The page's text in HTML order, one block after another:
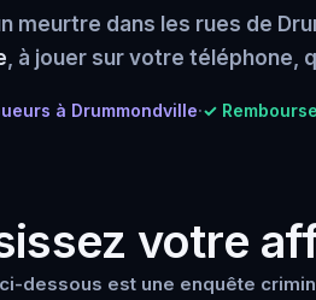
meurtre dans les rues de
, à jouer sur votre téléphone,
à Drummondville·✓
votre
dessous est une enquête